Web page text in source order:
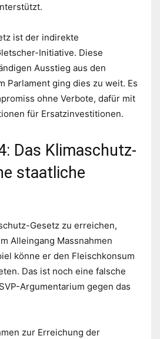
ist der indirekte
Initiative. Diese
Ausstieg aus den
Parlament ging dies zu weit. Es
ohne Verbote, dafür mit
für Ersatzinvestitionen.
Das Klimaschutz-
staatliche
Gesetz zu erreichen,
Alleingang Massnahmen
könne er den Fleischkonsum
Das ist noch eine falsche
Argumentarium gegen das
zur Erreichung der